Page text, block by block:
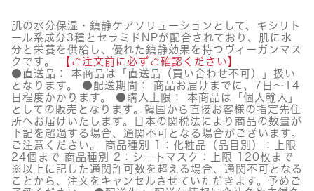
ラ
シ
オ
ン)
ラ
ク
ト
ケ
ア
セ
レ
ニ
テ
ィ
肌の水分保湿・鎮静ケアソリューションとして、キシリト
ール系成分3種とセラミドNPが配合されており、肌に水
分と栄養を供給し、優れた鎮静効果を持つヴィーガンマス
クです。
【ご注文前に必ずご確認ください】
●直送品： 本商品は「直送品（買い合わせ不可）」扱い
となります。 ●配送期間： 商品お届けまでに、7日～14
日程度かかります。 ●購入上限： 本商品は「個人輸入」
としての販売となります。韓国から直接お客様の指定先住
所へお届けいたします。日本の関税法により商品の数量が
下記を超過する場合、通関不可となる場合がございます。
ご注意ください。 商品種別 1：化粧品（品目別）：上限
24個まで 商品種別 2：シートマスク：上限 120枚まで
※以上に記した通関許可数を超える場合、通関不可となる
ことから、注文をキャンセルさせていただきます。予めご